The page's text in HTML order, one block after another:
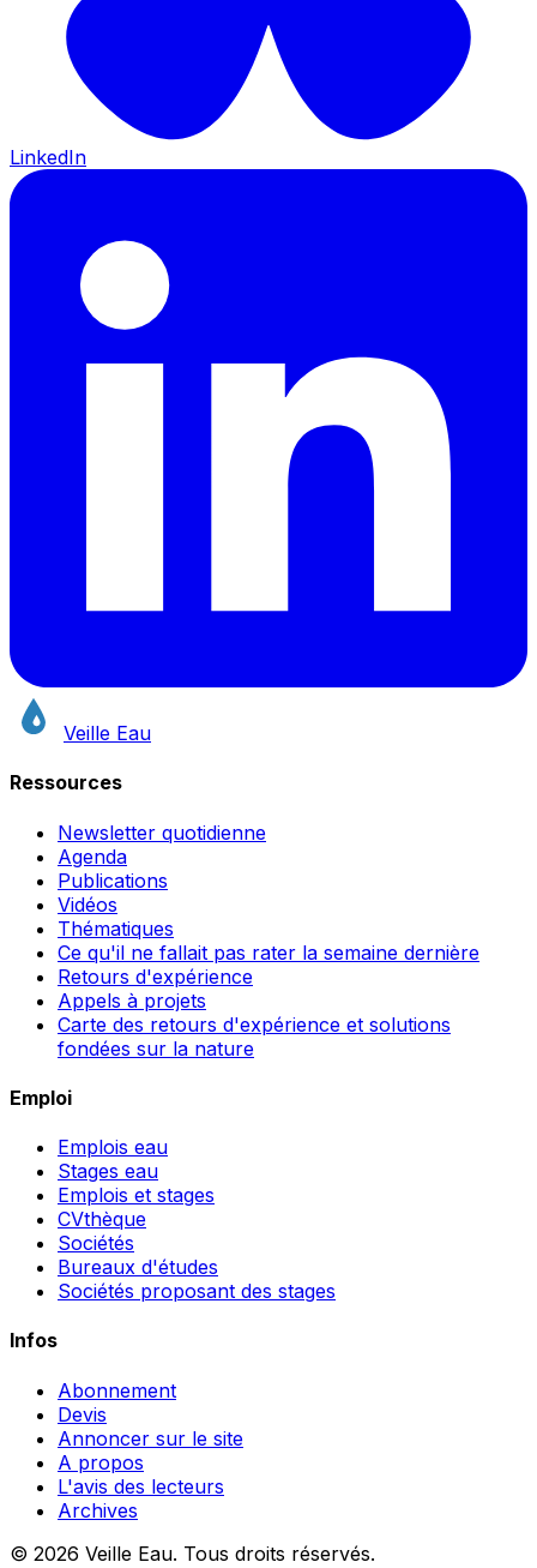
LinkedIn
Veille Eau
Ressources
Newsletter quotidienne
Agenda
Publications
Vidéos
Thématiques
Ce qu'il ne fallait pas rater la semaine dernière
Retours d'expérience
Appels à projets
Carte des retours d'expérience et solutions
fondées sur la nature
Emploi
Emplois eau
Stages eau
Emplois et stages
CVthèque
Sociétés
Bureaux d'études
Sociétés proposant des stages
Infos
Abonnement
Devis
Annoncer sur le site
A propos
L'avis des lecteurs
Archives
© 2026 Veille Eau. Tous droits réservés.